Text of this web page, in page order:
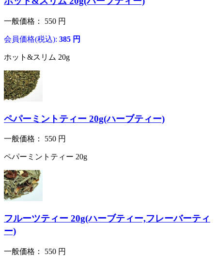
一般価格： 550 円
会員価格(税込): 385 円
ホット&スリム 20g
ペパーミントティー 20g(ハーブティー)
一般価格： 550 円
ペパーミントティー 20g
フルーツティー 20g(ハーブティー,フレーバーティ
ー)
一般価格： 550 円